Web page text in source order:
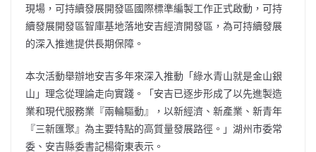
現場，可持續發展開發區國際標準編製工作正式啟動，可持
續發展開發區智庫基地落地安吉經濟開發區，為可持續發展
的深入推進提供長期保障。
本次活動舉辦地安吉多年來深入推動「綠水青山就是金山銀
山」理念從理論走向實踐。「安吉已逐步形成了以先進製造
業和現代服務業『兩輪驅動』，以新經濟、新產業、新青年
『三新匯聚』為主要特點的高質量發展路徑。」湖州市委常
委、安吉縣委書記楊衛東表示。